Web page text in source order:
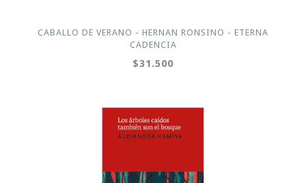
CABALLO DE VERANO - HERNAN RONSINO - ETERNA
CADENCIA
$31.500